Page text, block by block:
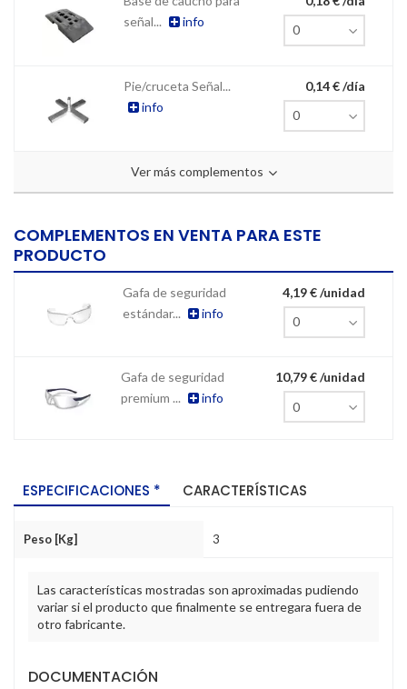
señal...
info
Pie/cruceta Señal...
info
0,14 € /día
Ver más complementos
COMPLEMENTOS EN VENTA PARA ESTE
PRODUCTO
Gafa de seguridad
estándar...
info
4,19 € /unidad
Gafa de seguridad
premium ...
info
10,79 € /unidad
ESPECIFICACIONES * CARACTERÍSTICAS
Peso [Kg] 3
Las características mostradas son aproximadas pudiendo
variar si el producto que finalmente se entregara fuera de
otro fabricante.
DOCUMENTACIÓN